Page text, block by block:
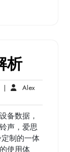
析
| AlexAlex
备数据，
声，爱思
制的一体
使用体